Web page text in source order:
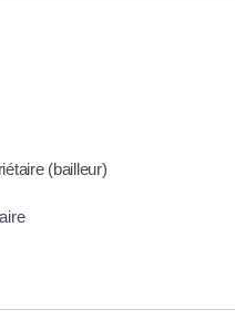
(bailleur)